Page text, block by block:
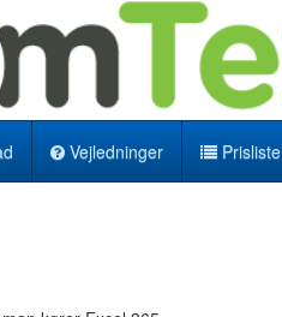
Vejledninger Prisliste